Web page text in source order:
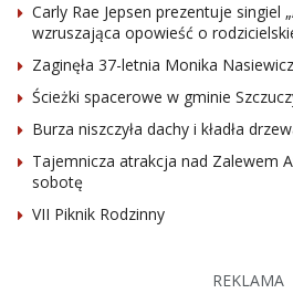
Carly Rae Jepsen prezentuje singiel
wzruszająca opowieść o
Zaginęła 37-letnia Monika Nasiewicz
Ścieżki spacerowe w gminie
Burza niszczyła dachy i kładła
Tajemnicza atrakcja nad Zalewem
sobotę
VII Piknik Rodzinny
REKLAMA